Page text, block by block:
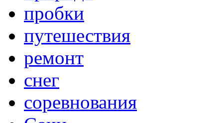
пробки
путешествия
ремонт
снег
соревнования